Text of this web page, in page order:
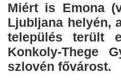
Miért is Emona
Ljubljana helyén,
település terült
Konkoly-Thege
szlovén fővárost.